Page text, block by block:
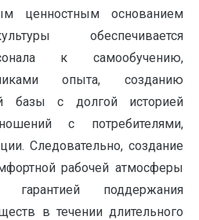
ценностным основанием
обеспечивается
к самообучению,
опыта, созданию
базы с долгой историей
с потребителями,
Следовательно, создание
рабочей атмосферы
гарантией поддержания
в течении длительного